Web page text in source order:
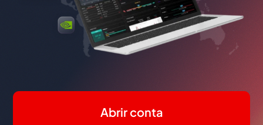
Abrir conta